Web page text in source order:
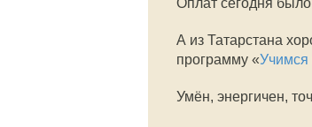
Оплат сегодня
А из Татарстана
программу «Учимся
Умён, энергичен,